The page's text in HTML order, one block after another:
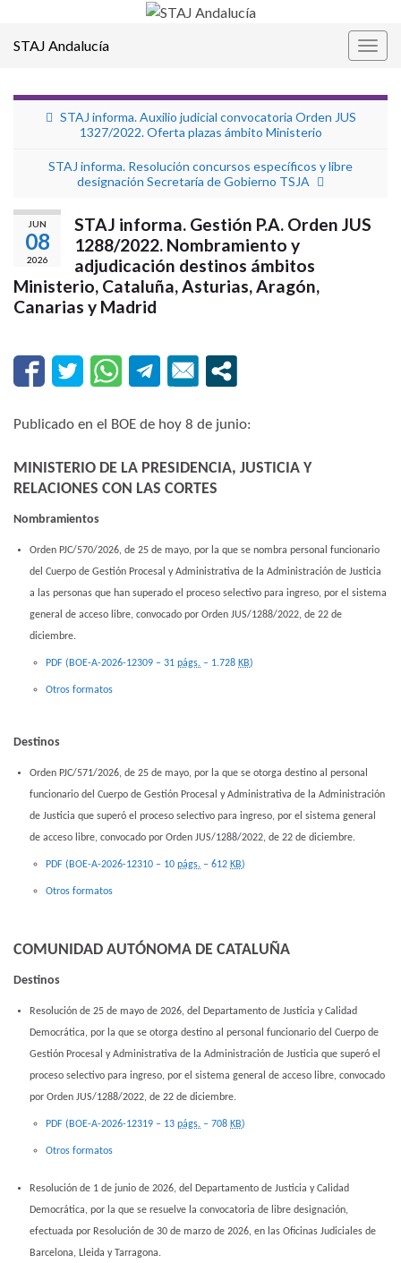
STAJ Andalucía
STAJ informa. Auxilio judicial convocatoria Orden JUS
1327/2022. Oferta plazas ámbito Ministerio
STAJ informa. Resolución concursos específicos y libre
designación Secretaría de Gobierno TSJA
JUN
08
2026
STAJ informa. Gestión P.A. Orden JUS
1288/2022. Nombramiento y
adjudicación destinos ámbitos
Ministerio, Cataluña, Asturias, Aragón,
Canarias y Madrid
Publicado en el BOE de hoy 8 de junio:
MINISTERIO DE LA PRESIDENCIA, JUSTICIA Y
RELACIONES CON LAS CORTES
Nombramientos
Orden PJC/570/2026, de 25 de mayo, por la que se nombra personal funcionario
del Cuerpo de Gestión Procesal y Administrativa de la Administración de Justicia
a las personas que han superado el proceso selectivo para ingreso, por el sistema
general de acceso libre, convocado por Orden JUS/1288/2022, de 22 de
diciembre.
PDF (BOE-A-2026-12309 – 31 págs. – 1.728 KB)
Otros formatos
Destinos
Orden PJC/571/2026, de 25 de mayo, por la que se otorga destino al personal
funcionario del Cuerpo de Gestión Procesal y Administrativa de la Administración
de Justicia que superó el proceso selectivo para ingreso, por el sistema general
de acceso libre, convocado por Orden JUS/1288/2022, de 22 de diciembre.
PDF (BOE-A-2026-12310 – 10 págs. – 612 KB)
Otros formatos
COMUNIDAD AUTÓNOMA DE CATALUÑA
Destinos
Resolución de 25 de mayo de 2026, del Departamento de Justicia y Calidad
Democrática, por la que se otorga destino al personal funcionario del Cuerpo de
Gestión Procesal y Administrativa de la Administración de Justicia que superó el
proceso selectivo para ingreso, por el sistema general de acceso libre, convocado
por Orden JUS/1288/2022, de 22 de diciembre.
PDF (BOE-A-2026-12319 – 13 págs. – 708 KB)
Otros formatos
Resolución de 1 de junio de 2026, del Departamento de Justicia y Calidad
Democrática, por la que se resuelve la convocatoria de libre designación,
efectuada por Resolución de 30 de marzo de 2026, en las Oficinas Judiciales de
Barcelona, Lleida y Tarragona.